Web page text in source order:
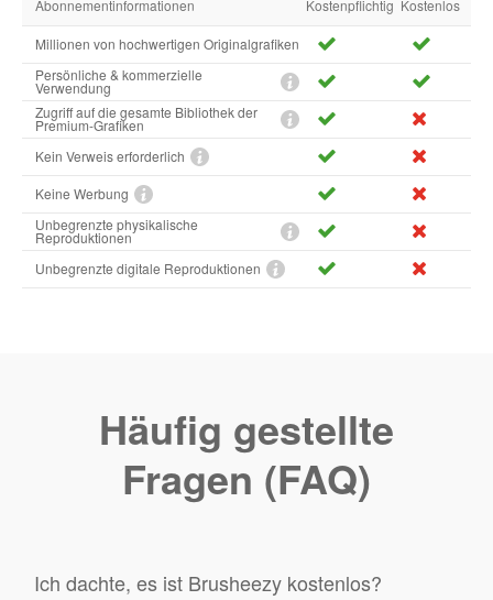
Abonnementinformationen Kostenpflichtig Kostenlos
Millionen von hochwertigen Originalgrafiken
Persönliche & kommerzielle
Verwendung
Zugriff auf die gesamte Bibliothek der
Premium-Grafiken
Kein Verweis erforderlich
Keine Werbung
Unbegrenzte physikalische
Reproduktionen
Unbegrenzte digitale Reproduktionen
Häufig gestellte
Fragen (FAQ)
Ich dachte, es ist Brusheezy kostenlos?